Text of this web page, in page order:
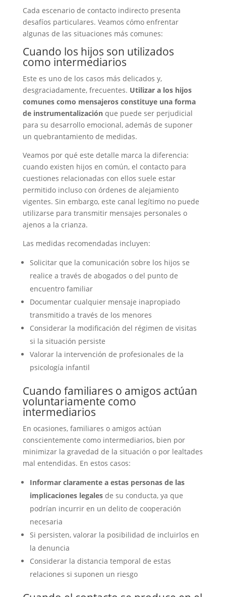
Cada escenario de contacto indirecto presenta
desafíos particulares. Veamos cómo enfrentar
algunas de las situaciones más comunes:
Cuando los hijos son utilizados
como intermediarios
Este es uno de los casos más delicados y,
desgraciadamente, frecuentes. Utilizar a los hijos
comunes como mensajeros constituye una forma
de instrumentalizaciónque puede ser perjudicial
para su desarrollo emocional, además de suponer
un quebrantamiento de medidas.
Veamos por qué este detalle marca la diferencia:
cuando existen hijos en común, el contacto para
cuestiones relacionadas con ellos suele estar
permitido incluso con órdenes de alejamiento
vigentes. Sin embargo, este canal legítimo no puede
utilizarse para transmitir mensajes personales o
ajenos a la crianza.
Las medidas recomendadas incluyen:
Solicitar que la comunicación sobre los hijos se
realice a través de abogados o del punto de
encuentro familiar
Documentar cualquier mensaje inapropiado
transmitido a través de los menores
Considerar la modificación del régimen de visitas
si la situación persiste
Valorar la intervención de profesionales de la
psicología infantil
Cuando familiares o amigos actúan
voluntariamente como
intermediarios
En ocasiones, familiares o amigos actúan
conscientemente como intermediarios, bien por
minimizar la gravedad de la situación o por lealtades
mal entendidas. En estos casos:
Informar claramente a estas personas de las
implicaciones legalesde su conducta, ya que
podrían incurrir en un delito de cooperación
necesaria
Si persisten, valorar la posibilidad de incluirlos en
la denuncia
Considerar la distancia temporal de estas
relaciones si suponen un riesgo